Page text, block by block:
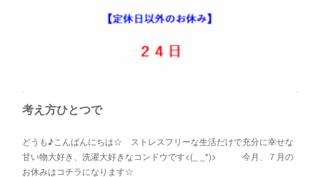
考え方ひとつで
どうも♪こんばんにちは☆ ストレスフリーな生活だけで充分に幸せな
甘い物大好き、洗濯大好きなコンドウです<(_ _*)> 今月、７月の
お休みはコチラになります☆